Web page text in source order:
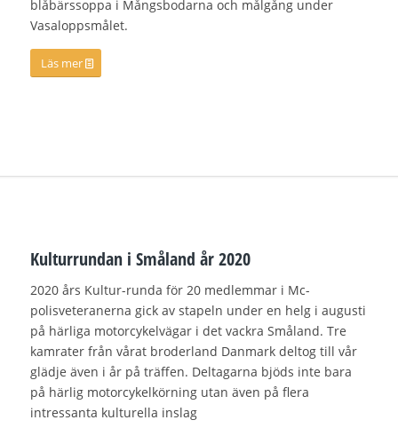
blåbärssoppa i Mångsbodarna och målgång under
Vasaloppsmålet.
Läs mer
Kulturrundan i Småland år 2020
2020 års Kultur-runda för 20 medlemmar i Mc-
polisveteranerna gick av stapeln under en helg i augusti
på härliga motorcykelvägar i det vackra Småland. Tre
kamrater från vårat broderland Danmark deltog till vår
glädje även i år på träffen. Deltagarna bjöds inte bara
på härlig motorcykelkörning utan även på flera
intressanta kulturella inslag